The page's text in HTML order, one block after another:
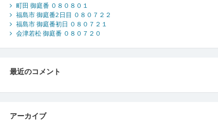
町田 御庭番 ０８０８０１
福島市 御庭番2日目 ０８０７２２
福島市 御庭番初日 ０８０７２１
会津若松 御庭番 ０８０７２０
最近のコメント
アーカイブ